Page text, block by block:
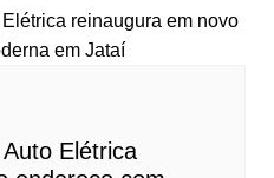
Elétrica